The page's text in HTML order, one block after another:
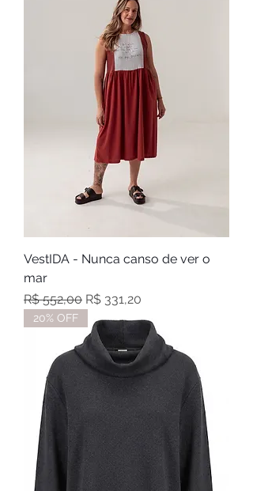
VestIDA - Nunca canso de ver o
mar
Preço normal
R$ 552,00 Preço promocional
R$ 331,20
20% OFF